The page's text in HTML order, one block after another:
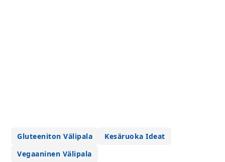
Gluteeniton Välipala
Kesäruoka Ideat
Vegaaninen Välipala